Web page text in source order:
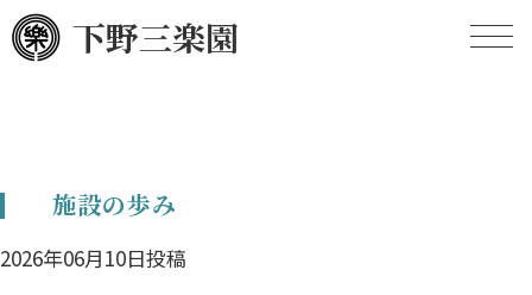
下野三楽園
施設の歩み
2026年06月10日投稿